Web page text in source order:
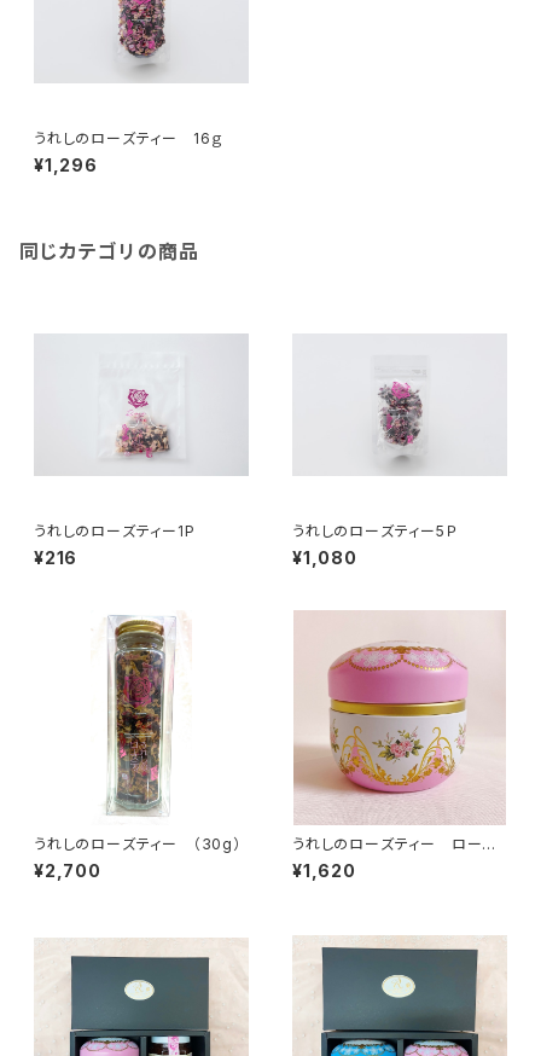
うれしのローズティー 16ｇ
¥1,296
同じカテゴリの商品
うれしのローズティー1P
¥216
うれしのローズティー5Ｐ
¥1,080
うれしのローズティー （30g）
¥2,700
うれしのローズティー ローズ
缶（5P）
¥1,620